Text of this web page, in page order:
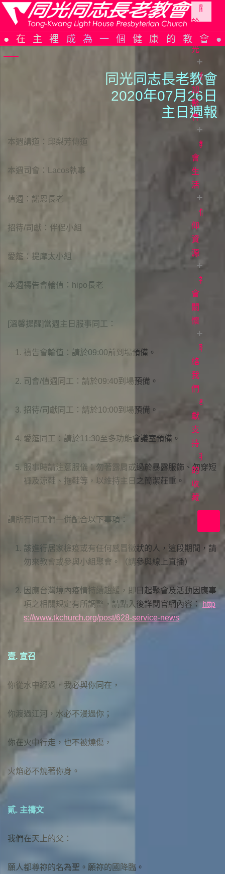
Skip
to
content
在主裡成為一個健康的教會
關
於
同
光
同
光
簡
史
織
架
構
仰
告
白
見
問
題
場
聲
明
參
加
聚
會
會
週
報
日
直
播
會
時
間
教
會
生
活
道
與
生
命
故
事
項
事
工
信
仰
資
源
日
讀
經
者
專
欄
影
《1946》
台
灣
首
映
上
帝
好
社
會
關
懷
滋
關
懷
聯
絡
我
們
奉
獻
支
持
我
的
收
藏
同光同志長老教會
2020年07月26日
主日週報
本週講道：邱梨芳傳道
本週司會：Lacos執事
值週：諾恩長老
招待/司獻：伴侶小組
愛筵：提摩太小組
本週禱告會輪值：hipo長老
[溫馨提醒]當週主日服事同工：
禱告會輪值：請於09:00前到場預備。
司會/值週同工：請於09:40到場預備。
招待/司獻同工：請於10:00到場預備。
愛筵同工：請於11:30至多功能會議室預備。
服事時請注意服儀：勿著露肩或過於暴露服飾、勿穿短
褲及涼鞋、拖鞋等，以維持主日之簡潔莊重。
請所有同工們一併配合以下事項：
該進行居家檢疫或有任何感冒徵狀的人，這段期間，請
勿來教會或參與小組聚會。（請參與線上直播）
因應台灣境內疫情持續趨緩，即日起聚會及活動因應事
項之相關規定有所調整，請點入後詳閱官網內容： http
s://www.tkchurch.org/post/628-service-news
壹. 宣召
你從水中經過，我必與你同在，
你渡過江河，水必不漫過你；
你在火中行走，也不被燒傷，
火焰必不燒著你身。
貳. 主禱文
我們在天上的父：
願人都尊祢的名為聖。願祢的國降臨。